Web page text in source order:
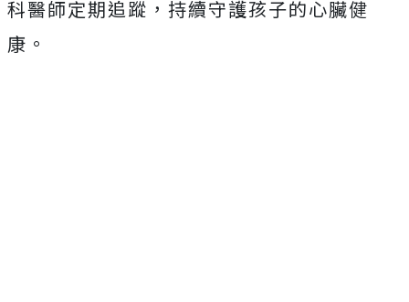
科醫師定期追蹤，持續守護孩子的心臟健
康。